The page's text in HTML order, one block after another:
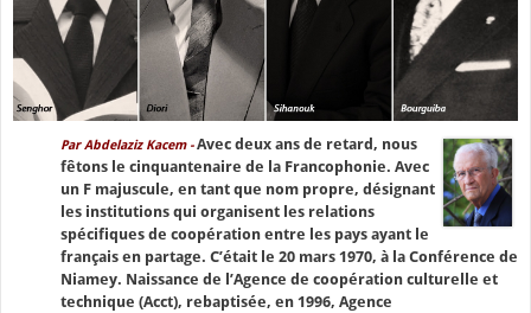
Par Abdelaziz Kacem -Avec deux ans de retard, nous
fêtons le cinquantenaire de la Francophonie. Avec
un F majuscule, en tant que nom propre, désignant
les institutions qui organisent les relations
spécifiques de coopération entre les pays ayant le
français en partage. C’était le 20 mars 1970, à la Conférence de
Niamey. Naissance de l’Agence de coopération culturelle et
technique (Acct), rebaptisée, en 1996, Agence